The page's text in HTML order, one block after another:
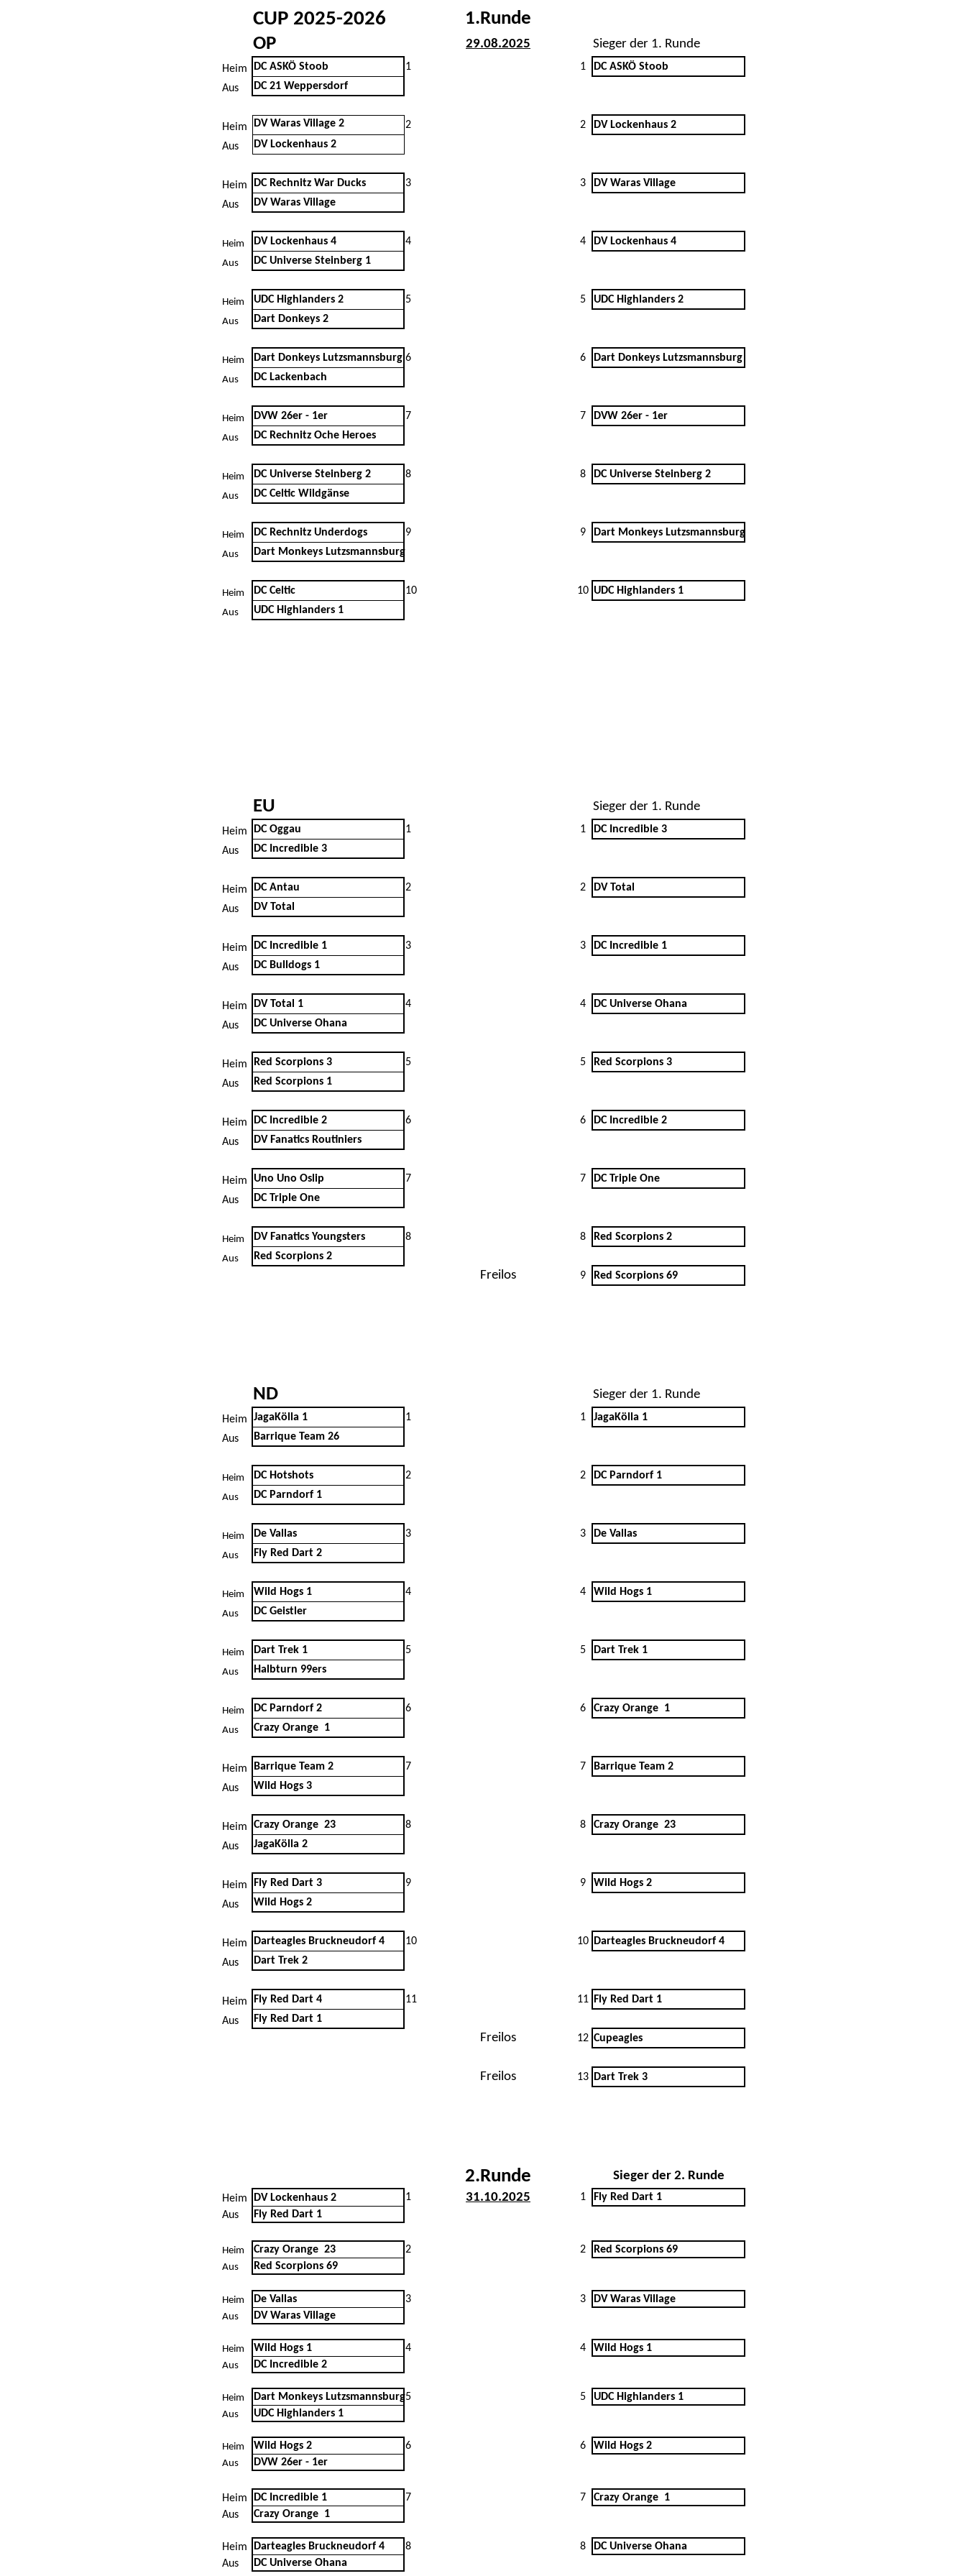
CUP 2025-2026
1.Runde
OP
29.08.2025 Sieger der 1. Runde
Heim DC ASKÖ Stoob 1 1
DC ASKÖ Stoob
Aus
DC 21 Weppersdorf
Heim DV Waras Village 2 2 2
DV Lockenhaus 2
Aus
DV Lockenhaus 2
Heim DC Rechnitz War Ducks 3 3
DV Waras Village
Aus
DV Waras Village
Heim DV Lockenhaus 4 4 4 DV Lockenhaus 4
Aus DC Universe Steinberg 1
Heim UDC Highlanders 2 5 5 UDC Highlanders 2
Aus Dart Donkeys 2
Heim Dart Donkeys Lutzsmannsburg 6 6 Dart Donkeys Lutzsmannsburg
Aus DC Lackenbach
Heim DVW 26er - 1er 7 7 DVW 26er - 1er
Aus DC Rechnitz Oche Heroes
Heim DC Universe Steinberg 2 8 8 DC Universe Steinberg 2
Aus DC Celtic Wildgänse
Heim DC Rechnitz Underdogs 9 9 Dart Monkeys Lutzsmannsburg
Aus Dart Monkeys Lutzsmannsburg
Heim DC Celtic 10 10 UDC Highlanders 1
Aus UDC Highlanders 1
EU Sieger der 1. Runde
Heim DC Oggau 1 1
DC Incredible 3
Aus
DC Incredible 3
Heim DC Antau 2 2
DV Total
Aus
DV Total
Heim DC Incredible 1 3 3
DC Incredible 1
Aus
DC Bulldogs 1
Heim DV Total 1 4 4
DC Universe Ohana
Aus
DC Universe Ohana
Heim Red Scorpions 3 5 5
Red Scorpions 3
Aus
Red Scorpions 1
Heim DC Incredible 2 6 6
DC Incredible 2
Aus
DV Fanatics Routiniers
Heim Uno Uno Oslip 7 7
DC Triple One
Aus
DC Triple One
Heim DV Fanatics Youngsters 8 8 Red Scorpions 2
Aus Red Scorpions 2
Freilos 9 Red Scorpions 69
ND Sieger der 1. Runde
Heim JagaKölla 1 1 1
JagaKölla 1
Aus
Barrique Team 26
Heim DC Hotshots 2 2 DC Parndorf 1
Aus DC Parndorf 1
Heim De Vallas 3 3 De Vallas
Aus Fly Red Dart 2
Heim Wild Hogs 1 4 4 Wild Hogs 1
Aus DC Geistler
Heim Dart Trek 1 5 5 Dart Trek 1
Aus Halbturn 99ers
Heim DC Parndorf 2 6 6 Crazy Orange 1
Aus Crazy Orange 1
Heim Barrique Team 2 7 7
Barrique Team 2
Aus
Wild Hogs 3
Heim Crazy Orange 23 8 8 Crazy Orange 23
Aus
JagaKölla 2
Heim Fly Red Dart 3 9 9
Wild Hogs 2
Aus
Wild Hogs 2
Heim Darteagles Bruckneudorf 4 10 10
Darteagles Bruckneudorf 4
Aus
Dart Trek 2
Heim Fly Red Dart 4 11 11
Fly Red Dart 1
Aus
Fly Red Dart 1
Freilos 12 Cupeagles
Freilos 13 Dart Trek 3
2.Runde Sieger der 2. Runde
Heim DV Lockenhaus 2 1 31.10.2025 1
Fly Red Dart 1
Aus
Fly Red Dart 1
Heim Crazy Orange 23 2 2 Red Scorpions 69
Aus Red Scorpions 69
Heim De Vallas 3 3 DV Waras Village
Aus DV Waras Village
Heim Wild Hogs 1 4 4 Wild Hogs 1
Aus DC Incredible 2
Heim Dart Monkeys Lutzsmannsburg5 5 UDC Highlanders 1
Aus UDC Highlanders 1
Heim Wild Hogs 2 6 6 Wild Hogs 2
Aus DVW 26er - 1er
Heim DC Incredible 1 7 7 Crazy Orange 1
Aus
Crazy Orange 1
Heim Darteagles Bruckneudorf 4 8 8
DC Universe Ohana
Aus
DC Universe Ohana